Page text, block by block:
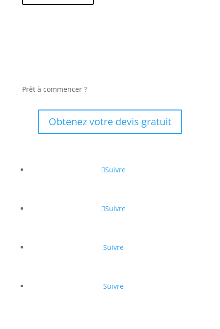
Prêt à commencer ?
Obtenez votre devis gratuit
Suivre
Suivre
Suivre
Suivre